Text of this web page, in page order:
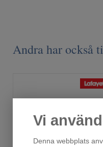
Vi
Denna webbplats
Andra har också